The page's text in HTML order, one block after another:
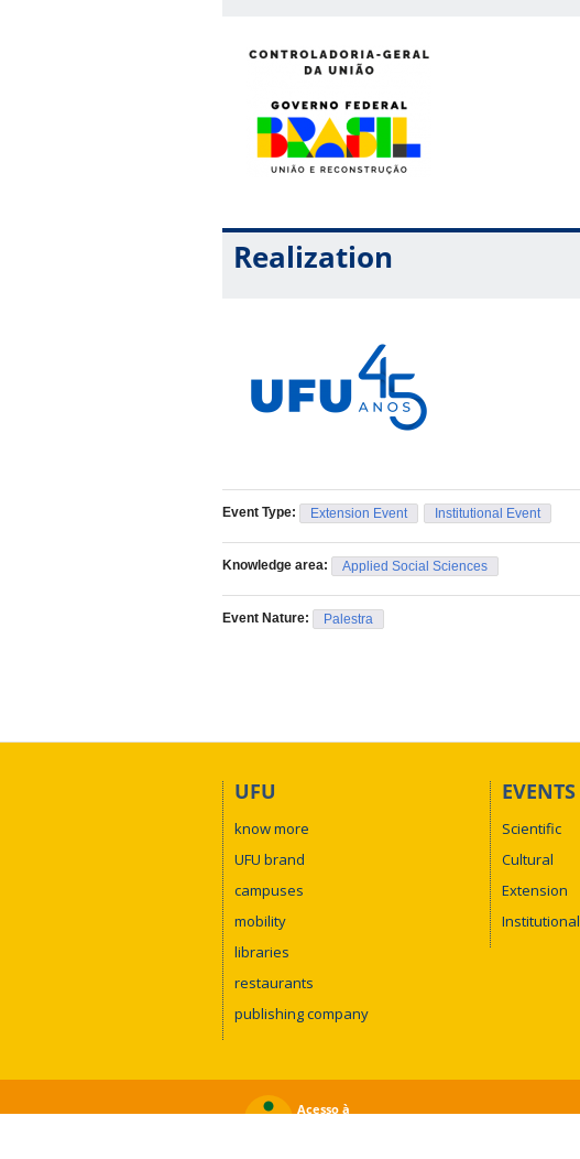
Realization
Event Type: Extension Event Institutional Event
Knowledge area: Applied Social Sciences
Event Nature: Palestra
UFU
know more
UFU brand
campuses
mobility
libraries
restaurants
publishing company
EVENTS
Scientific
Cultural
Extension
Institutional